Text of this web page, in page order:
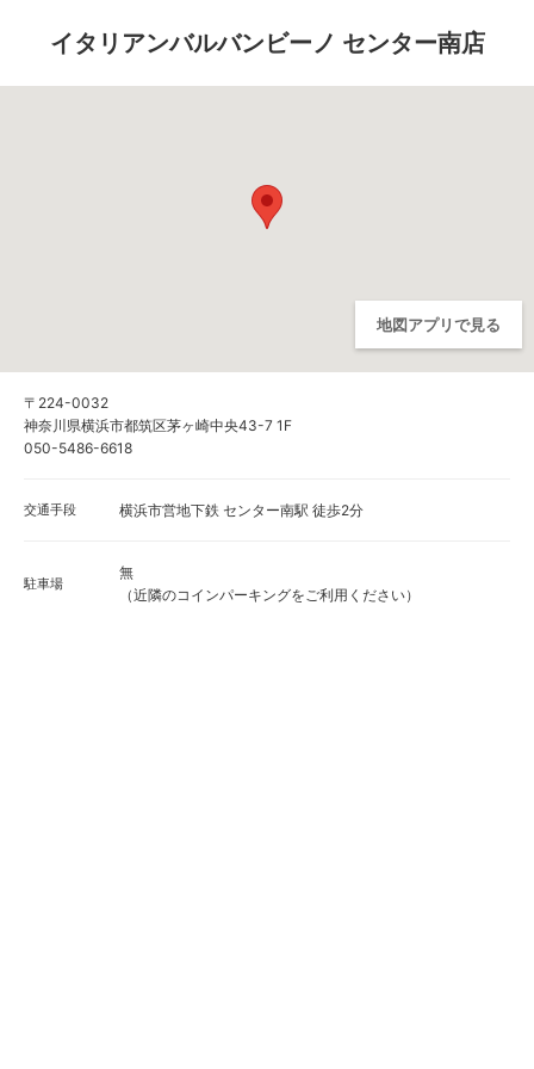
イタリアンバルバンビーノ センター南店
地図アプリで見る
〒224-0032
神奈川県横浜市都筑区茅ヶ崎中央43-7 1F
050-5486-6618
交通手段 横浜市営地下鉄 センター南駅 徒歩2分
駐車場
無
（近隣のコインパーキングをご利用ください）